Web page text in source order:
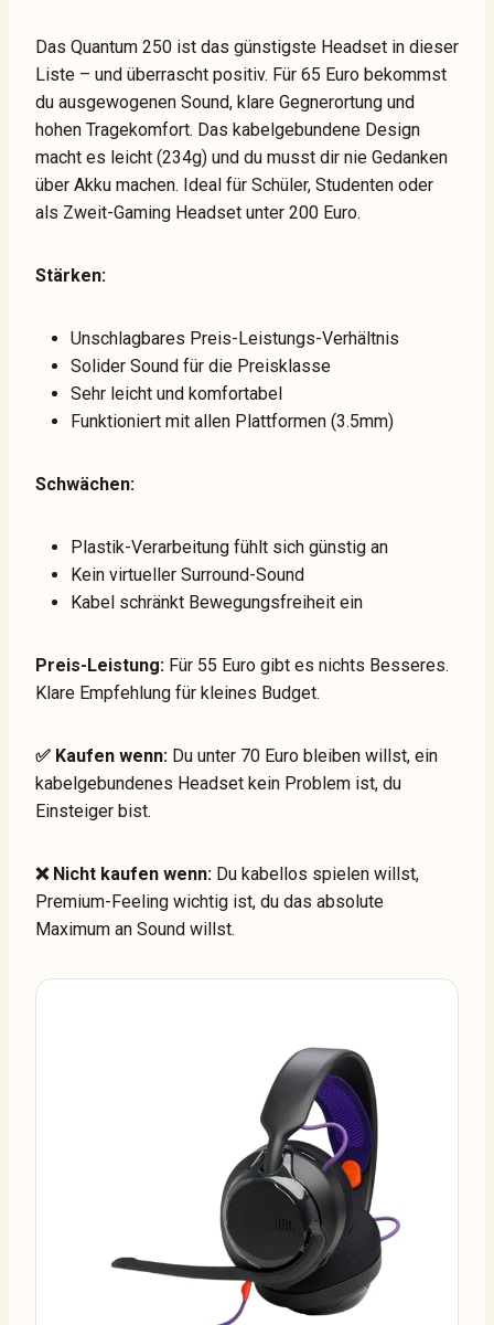
Das Quantum 250 ist das günstigste Headset in dieser
Liste – und überrascht positiv. Für 65 Euro bekommst
du ausgewogenen Sound, klare Gegnerortung und
hohen Tragekomfort. Das kabelgebundene Design
macht es leicht (234g) und du musst dir nie Gedanken
über Akku machen. Ideal für Schüler, Studenten oder
als Zweit-Gaming Headset unter 200 Euro.
Stärken:
Unschlagbares Preis-Leistungs-Verhältnis
Solider Sound für die Preisklasse
Sehr leicht und komfortabel
Funktioniert mit allen Plattformen (3.5mm)
Schwächen:
Plastik-Verarbeitung fühlt sich günstig an
Kein virtueller Surround-Sound
Kabel schränkt Bewegungsfreiheit ein
Preis-Leistung: Für 55 Euro gibt es nichts Besseres.
Klare Empfehlung für kleines Budget.
✅ Kaufen wenn: Du unter 70 Euro bleiben willst, ein
kabelgebundenes Headset kein Problem ist, du
Einsteiger bist.
❌ Nicht kaufen wenn: Du kabellos spielen willst,
Premium-Feeling wichtig ist, du das absolute
Maximum an Sound willst.